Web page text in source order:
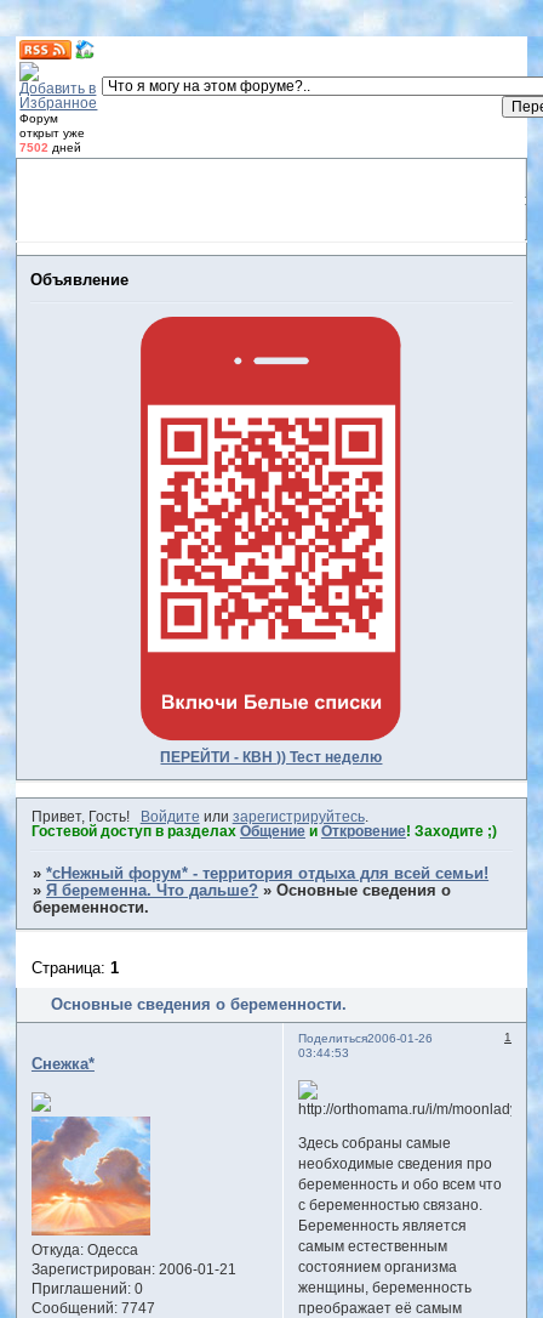
Форум
открыт уже
7502 дней
Объявление
ПЕРЕЙТИ - КВН )) Тест неделю
Привет, Гость! Войдите или зарегистрируйтесь.
Гостевой доступ в разделах Общениеи Откровение! Заходите ;)
»*сНежный форум* - территория отдыха для всей семьи!
»Я беременна. Что дальше? »Основные сведения о
беременности.
Основные сведения о беременности.
Страница:1
Поделиться 1
2006-01-26
03:44:53
Снежка*
Откуда:Одесса
Зарегистрирован: 2006-01-21
Приглашений:0
Сообщений:7747
Здесь собраны самые
необходимые сведения про
беременность и обо всем что
с беременностью связано.
Беременность является
самым естественным
состоянием организма
женщины, беременность
преображает её самым